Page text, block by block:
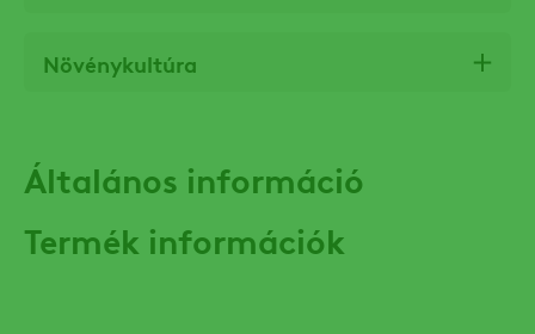
Általános információ
Termék információk
Növénykultúra